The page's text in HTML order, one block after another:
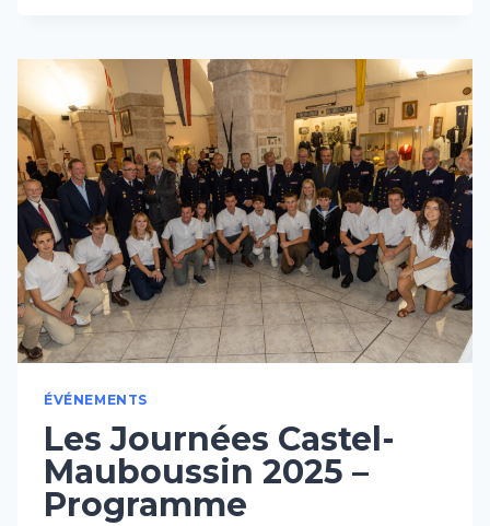
OCTOBRE
2025
ÉVÉNEMENTS
Les Journées Castel-
Mauboussin 2025 –
Programme